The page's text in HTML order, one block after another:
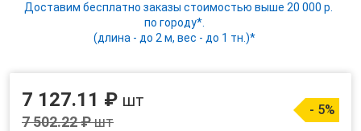
Доставим бесплатно заказы стоимостью выше 20 000 р.
по городу*.
(длина - до 2 м, вес - до 1 тн.)*
7 127.11 ₽ шт
7 502.22 ₽шт
- 5%